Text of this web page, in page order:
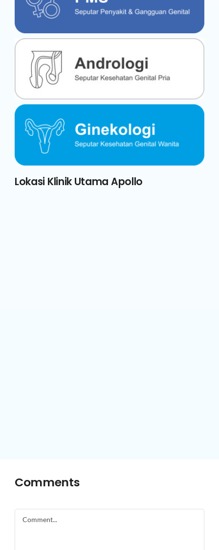
Lokasi Klinik Utama Apollo
Comments
Comment